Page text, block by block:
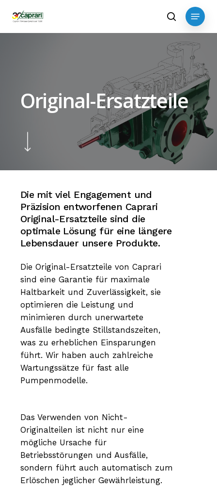
main
search
Menu
Original-Ersatzteile
Die mit viel Engagement und
Präzision entworfenen Caprari
Original-Ersatzteile sind die
optimale Lösung für eine längere
Lebensdauer unsere Produkte.
Die Original-Ersatzteile von Caprari
sind eine Garantie für maximale
Haltbarkeit und Zuverlässigkeit, sie
optimieren die Leistung und
minimieren durch unerwartete
Ausfälle bedingte Stillstandszeiten,
was zu erheblichen Einsparungen
führt. Wir haben auch zahlreiche
Wartungssätze für fast alle
Pumpenmodelle.
Das Verwenden von Nicht-
Originalteilen ist nicht nur eine
mögliche Ursache für
Betriebsstörungen und Ausfälle,
sondern führt auch automatisch zum
Erlöschen jeglicher Gewährleistung.